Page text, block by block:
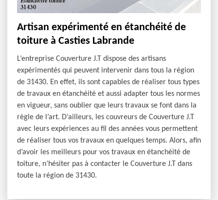
Artisan expérimenté en étanchéité de
toiture à Casties Labrande
L’entreprise Couverture J.T dispose des artisans
expérimentés qui peuvent intervenir dans tous la région
de 31430. En effet, ils sont capables de réaliser tous types
de travaux en étanchéité et aussi adapter tous les normes
en vigueur, sans oublier que leurs travaux se font dans la
règle de l’art. D’ailleurs, les couvreurs de Couverture J.T
avec leurs expériences au fil des années vous permettent
de réaliser tous vos travaux en quelques temps. Alors, afin
d’avoir les meilleurs pour vos travaux en étanchéité de
toiture, n’hésiter pas à contacter le Couverture J.T dans
toute la région de 31430.